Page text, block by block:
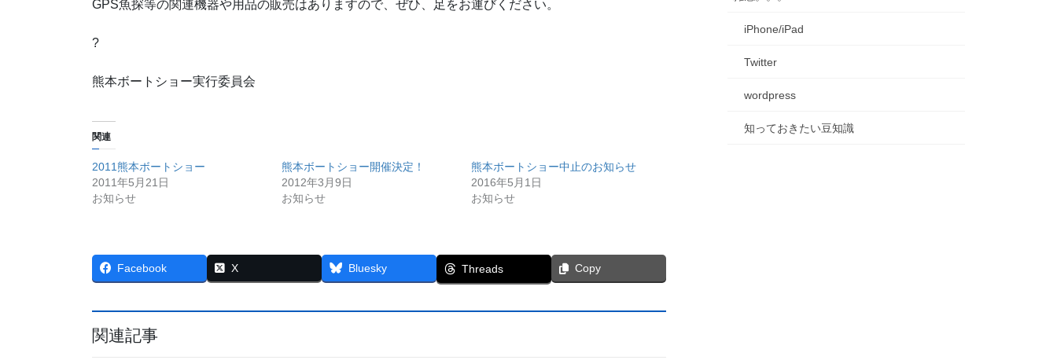
GPS魚探等の関連機器や用品の販売はありますので、ぜひ、足をお運びください。
?
熊本ボートショー実行委員会
関連
2011熊本ボートショー
2011年5月21日
お知らせ
熊本ボートショー開催決定！
2012年3月9日
お知らせ
熊本ボートショー中止のお知らせ
2016年5月1日
お知らせ
Facebook X Bluesky Threads Copy
関連記事
iPhone/iPad
Twitter
wordpress
知っておきたい豆知識